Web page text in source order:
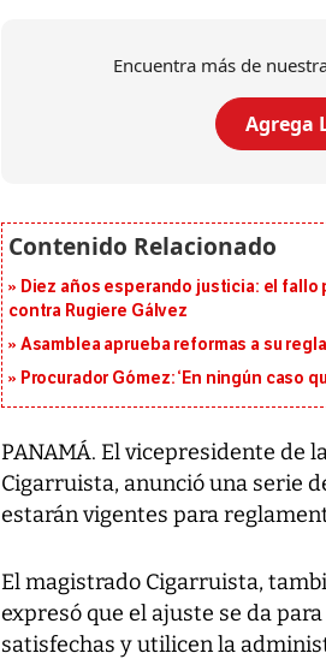
Encuentra más de
Agrega
Diez años esperando justicia: el
contra Rugiere Gálvez
Asamblea aprueba reformas a su
Procurador Gómez: ‘En ningún caso
PANAMÁ. El vicepresidente de
Cigarruista, anunció una serie
estarán vigentes para
El magistrado Cigarruista,
expresó que el ajuste se da
satisfechas y utilicen la